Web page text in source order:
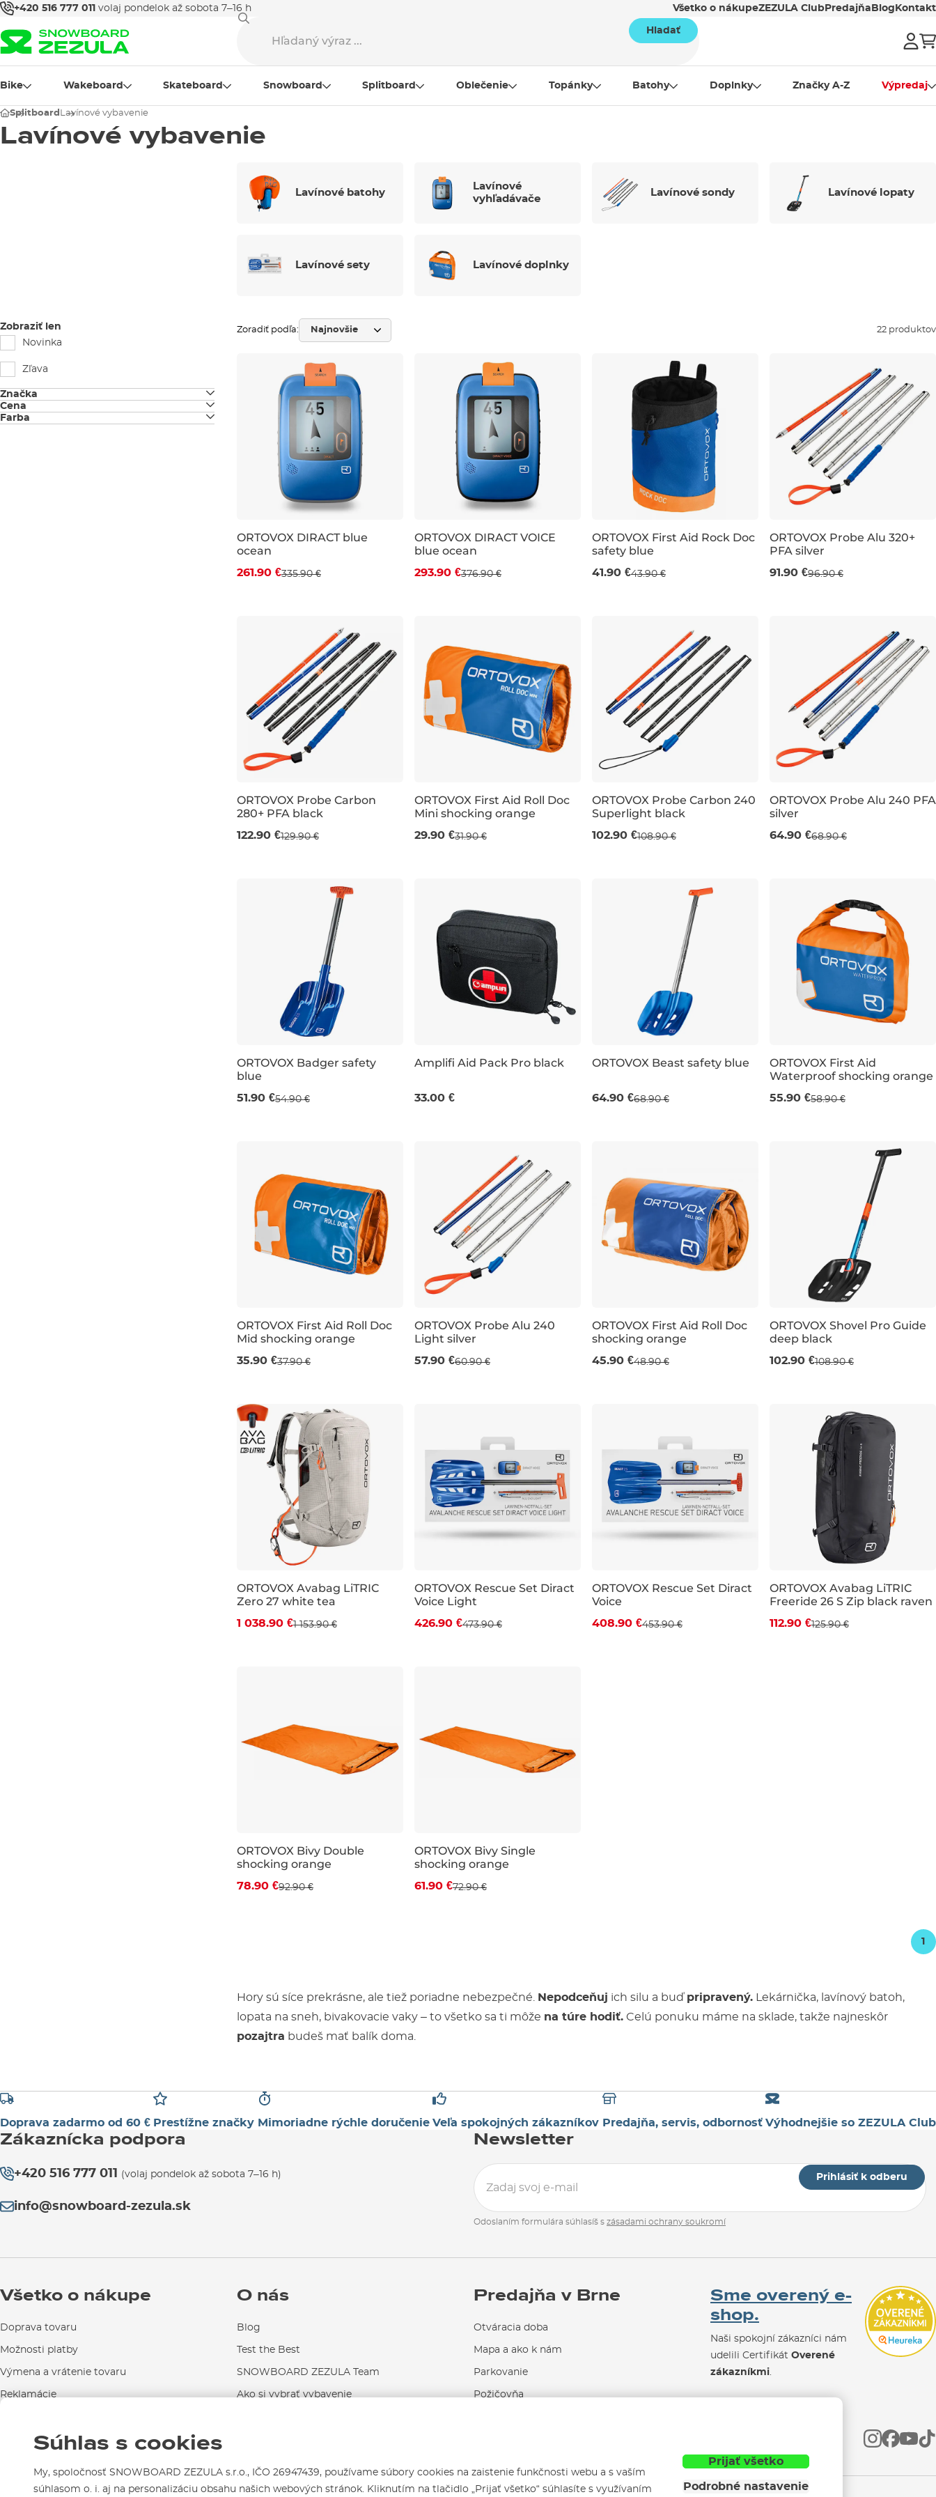
+420 516 777 011 volaj pondelok až sobota 7–16 h Všetko o nákupeZEZULA Club Predajňa Blog Kontakt
Hladať
Bike Wakeboard Skateboard Snowboard Splitboard Oblečenie Topánky Batohy Doplnky Značky A-Z Výpredaj
Splitboard Lavínové vybavenie
Lavínové vybavenie
Lavínové batohy
Lavínové
vyhľadávače
Lavínové sondy Lavínové lopaty
Lavínové sety Lavínové doplnky
Zobraziť len
Novinka
Zľava
Značka
Amplifi
Cena
Farba
Zoradiť podľa: 22 produktov
ORTOVOX DIRACT blue
ocean
261.90 €335.90 €
ORTOVOX DIRACT VOICE
blue ocean
293.90 €376.90 €
ORTOVOX First Aid Rock Doc
safety blue
41.90 €43.90 €
ORTOVOX Probe Alu 320+
PFA silver
91.90 €96.90 €
ORTOVOX Probe Carbon
280+ PFA black
122.90 €129.90 €
ORTOVOX First Aid Roll Doc
Mini shocking orange
29.90 €31.90 €
ORTOVOX Probe Carbon 240
Superlight black
102.90 €108.90 €
ORTOVOX Probe Alu 240 PFA
silver
64.90 €68.90 €
ORTOVOX Badger safety
blue
51.90 €54.90 €
Amplifi Aid Pack Pro black
33.00 €
ORTOVOX Beast safety blue
64.90 €68.90 €
ORTOVOX First Aid
Waterproof shocking orange
55.90 €58.90 €
ORTOVOX First Aid Roll Doc
Mid shocking orange
35.90 €37.90 €
ORTOVOX Probe Alu 240
Light silver
57.90 €60.90 €
ORTOVOX First Aid Roll Doc
shocking orange
45.90 €48.90 €
ORTOVOX Shovel Pro Guide
deep black
102.90 €108.90 €
Zľava -10 %
ORTOVOX Avabag LiTRIC
Zero 27 white tea
1 038.90 €1 153.90 €
ORTOVOX Rescue Set Diract
Voice Light
426.90 €473.90 €
ORTOVOX Rescue Set Diract
Voice
408.90 €453.90 €
Zľava -10 %
ORTOVOX Avabag LiTRIC
Freeride 26 S Zip black raven
112.90 €125.90 €
ORTOVOX Bivy Double
shocking orange
78.90 €92.90 €
ORTOVOX Bivy Single
shocking orange
61.90 €72.90 €
1
Hory sú síce prekrásne, ale tiež poriadne nebezpečné. Nepodceňuj ich silu a buď pripravený.Lekárnička, lavínový batoh,
lopata na sneh, bivakovacie vaky – to všetko sa ti môže na túre hodiť.Celú ponuku máme na sklade, takže najneskôr
pozajtra budeš mať balík doma.
Doprava zadarmo od 60 € Prestížne značky Mimoriadne rýchle doručenie Veľa spokojných zákazníkov Predajňa, servis, odbornosť Výhodnejšie so ZEZULA Club
Zákaznícka podpora
+420 516 777 011 (volaj pondelok až sobota 7–16 h)
info@snowboard-zezula.sk
Newsletter
Prihlásiť k odberu
Odoslaním formulára súhlasíš s zásadami ochrany soukromí
Všetko o nákupe
Doprava tovaru
Možnosti platby
Výmena a vrátenie tovaru
Reklamácie
Kontakty
O nás
Blog
Test the Best
SNOWBOARD ZEZULA Team
Ako si vybrať vybavenie
Predajňa v Brne
Otváracia doba
Mapa a ako k nám
Parkovanie
Požičovňa
Sme overený e-
shop.
Naši spokojní zákazníci nám
udelili Certifikát Overené
zákazníkmi.
Súhlas s cookies
My, spoločnosť SNOWBOARD ZEZULA s.r.o., IČO 26947439, používame súbory cookies na zaistenie funkčnosti webu a s vaším
súhlasom o. i. aj na personalizáciu obsahu našich webových stránok. Kliknutím na tlačidlo „Prijať všetko“ súhlasíte s využívaním
Prijať všetko
Podrobné nastavenie